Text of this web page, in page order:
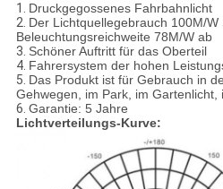
1. Druckgegossenes Fahrbahnlicht
2. Der Lichtquellegebrauch 100M/W
Beleuchtungsreichweite 78M/W ab
3. Schöner Auftritt für das Oberteil
4. Fahrersystem der hohen
5. Das Produkt ist für Gebrauch in
Gehwegen, im Park, im Gartenlicht,
6. Garantie: 5 Jahre
Lichtverteilungs-Kurve: